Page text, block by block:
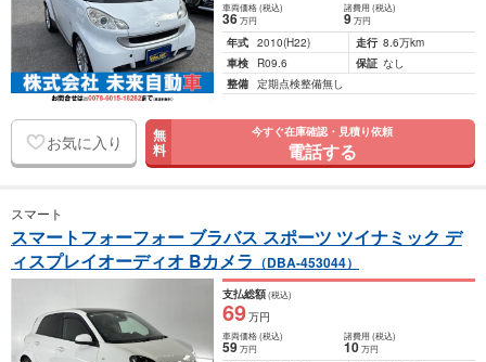
車両価格(税込)
36万円
諸費用 (税込)
9 万円
年式 2010(H22) 走行 8.6万km
車検
R09.6 保証 なし
整備 定期点検整備無し
お気に入り 無
料
今すぐ在庫確認・見積り依頼
電話する
スマート
スマートフォーフォー ブラバス スポーツ ツイナミック デ
ィスプレイオーディオ Bカメラ （DBA-453044）
支払総額(税込)
69万円
車両価格(税込)
59万円
諸費用 (税込)
10 万円